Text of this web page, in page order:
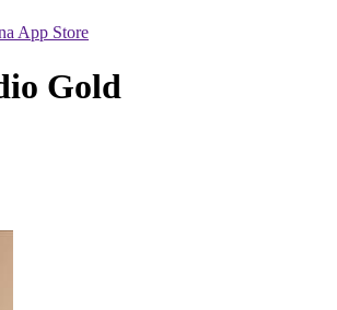
App Store
Gold